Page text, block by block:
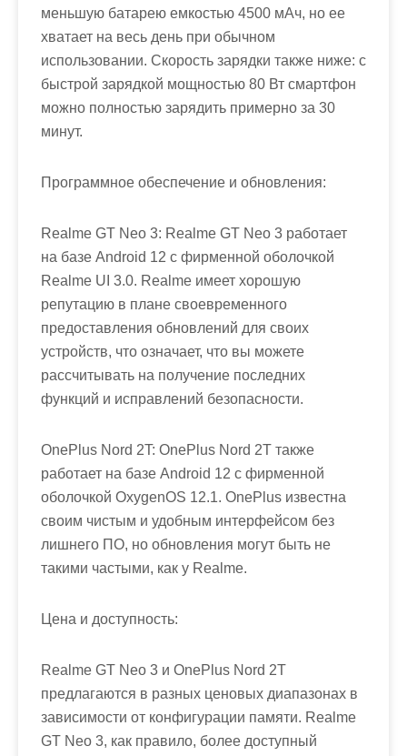
меньшую батарею емкостью 4500 мАч, но ее
хватает на весь день при обычном
использовании. Скорость зарядки также ниже: с
быстрой зарядкой мощностью 80 Вт смартфон
можно полностью зарядить примерно за 30
минут.
Программное обеспечение и обновления:
Realme GT Neo 3: Realme GT Neo 3 работает
на базе Android 12 с фирменной оболочкой
Realme UI 3.0. Realme имеет хорошую
репутацию в плане своевременного
предоставления обновлений для своих
устройств, что означает, что вы можете
рассчитывать на получение последних
функций и исправлений безопасности.
OnePlus Nord 2T: OnePlus Nord 2T также
работает на базе Android 12 с фирменной
оболочкой OxygenOS 12.1. OnePlus известна
своим чистым и удобным интерфейсом без
лишнего ПО, но обновления могут быть не
такими частыми, как у Realme.
Цена и доступность:
Realme GT Neo 3 и OnePlus Nord 2T
предлагаются в разных ценовых диапазонах в
зависимости от конфигурации памяти. Realme
GT Neo 3, как правило, более доступный